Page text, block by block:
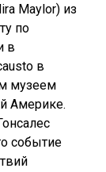
Maylor) из
по
в
в
музеем
Америке.
событие